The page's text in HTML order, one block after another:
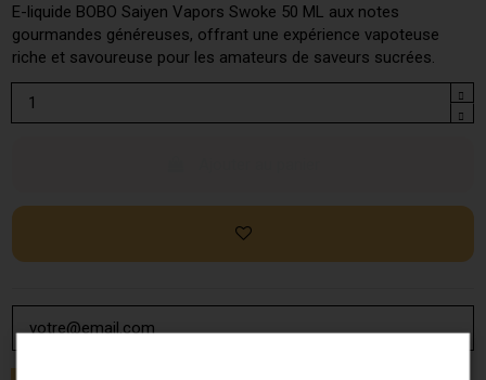
E-liquide BOBO Saiyen Vapors Swoke 50 ML aux notes
gourmandes généreuses, offrant une expérience vapoteuse
riche et savoureuse pour les amateurs de saveurs sucrées.